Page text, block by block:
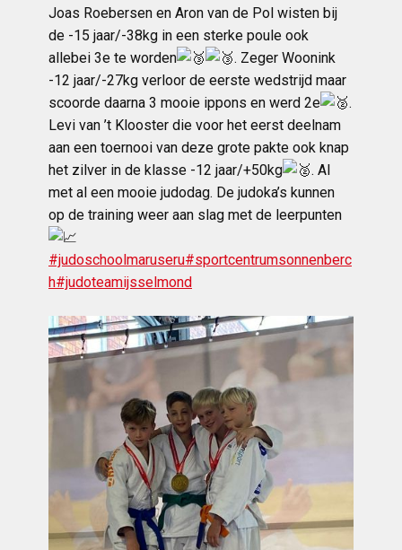
Joas Roebersen en Aron van de Pol wisten bij
de -15 jaar/-38kg in een sterke poule ook
allebei 3e te worden
. Zeger Woonink
-12 jaar/-27kg verloor de eerste wedstrijd maar
scoorde daarna 3 mooie ippons en werd 2e
.
Levi van ’t Klooster die voor het eerst deelnam
aan een toernooi van deze grote pakte ook knap
het zilver in de klasse -12 jaar/+50kg
. Al
met al een mooie judodag. De judoka’s kunnen
op de training weer aan slag met de leerpunten
#judoschoolmaruseru#sportcentrumsonnenberc
h#judoteamijsselmond